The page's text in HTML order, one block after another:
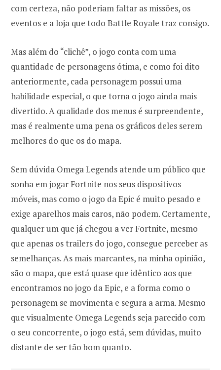
com certeza, não poderiam faltar as missões, os
eventos e a loja que todo Battle Royale traz consigo.
Mas além do “clichê”, o jogo conta com uma
quantidade de personagens ótima, e como foi dito
anteriormente, cada personagem possui uma
habilidade especial, o que torna o jogo ainda mais
divertido. A qualidade dos menus é surpreendente,
mas é realmente uma pena os gráficos deles serem
melhores do que os do mapa.
Sem dúvida Omega Legends atende um público que
sonha em jogar Fortnite nos seus dispositivos
móveis, mas como o jogo da Epic é muito pesado e
exige aparelhos mais caros, não podem. Certamente,
qualquer um que já chegou a ver Fortnite, mesmo
que apenas os trailers do jogo, consegue perceber as
semelhanças. As mais marcantes, na minha opinião,
são o mapa, que está quase que idêntico aos que
encontramos no jogo da Epic, e a forma como o
personagem se movimenta e segura a arma. Mesmo
que visualmente Omega Legends seja parecido com
o seu concorrente, o jogo está, sem dúvidas, muito
distante de ser tão bom quanto.